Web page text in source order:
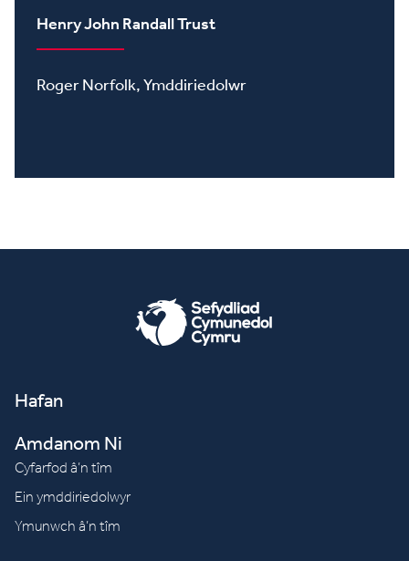
Henry John Randall Trust
Roger Norfolk, Ymddiriedolwr
Hafan
Amdanom Ni
Cyfarfod â’n tîm
Ein ymddiriedolwyr
Ymunwch â’n tîm